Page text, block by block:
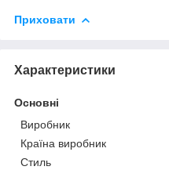
Приховати
Характеристики
Основні
Виробник
Країна виробник
Стиль